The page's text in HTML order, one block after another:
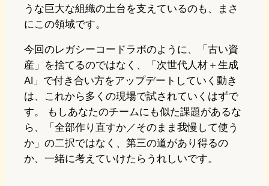
うな巨大な組織の土台を支えているのも、まさ
にこの領域です。
今回のレガシーコードラボのように、「古い資
産」を捨てるのではなく、「次世代人材＋生成
AI」で付き合い方をアップデートしていく動き
は、これから多くの現場で試されていくはずで
す。 もしあなたのチームにも似た課題があるな
ら、「全部作り直すか／そのまま我慢して使う
か」の二択ではなく、第三の道があり得るの
か、一緒に考えていけたらうれしいです。